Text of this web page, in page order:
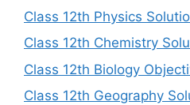
Class 12th Physics
Class 12th Chemistry
Class 12th Biology
Class 12th Geography